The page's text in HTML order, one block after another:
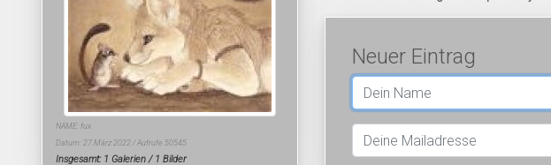
NAME: fux
Datum: 27.März 2022 / Aufrufe 50545
Insgesamt: 1 Galerien / 1 Bilder
Neuer Eintrag